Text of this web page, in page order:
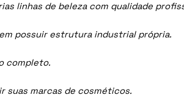
linhas de beleza com qualidade
possuir estrutura industrial própria.
completo.
suas marcas de cosméticos.